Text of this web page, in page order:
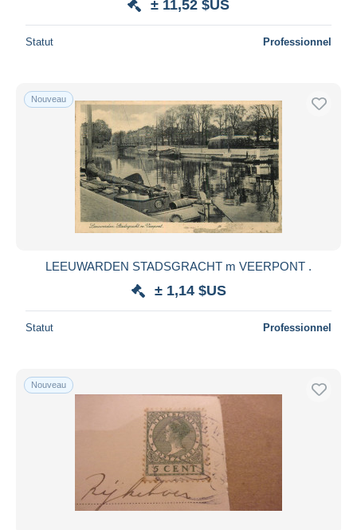
± 11,52 $US
Statut Professionnel
Nouveau
LEEUWARDEN STADSGRACHT m VEERPONT .
± 1,14 $US
Statut Professionnel
Nouveau